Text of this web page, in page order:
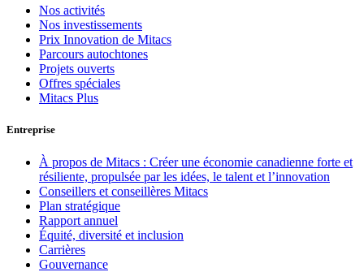
Nos activités
Nos investissements
Prix Innovation de Mitacs
Parcours autochtones
Projets ouverts
Offres spéciales
Mitacs Plus
Entreprise
À propos de Mitacs : Créer une économie canadienne forte et
résiliente, propulsée par les idées, le talent et l’innovation
Conseillers et conseillères Mitacs
Plan stratégique
Rapport annuel
Équité, diversité et inclusion
Carrières
Gouvernance